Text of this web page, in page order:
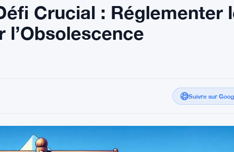
Crucial : Réglementer
l’Obsolescence
Suivre sur